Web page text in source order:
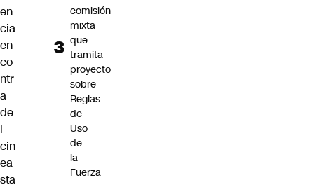
en
cia
en
co
ntr
a
de
l
cin
ea
sta
comisión
mixta
que
tramita
proyecto
sobre
Reglas
de
Uso
de
la
Fuerza